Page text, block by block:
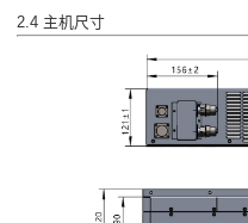
2.4 主机尺寸